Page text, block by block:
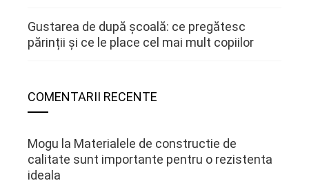
Gustarea de după școală: ce pregătesc
părinții și ce le place cel mai mult copiilor
COMENTARII RECENTE
Mogu la Materialele de constructie de
calitate sunt importante pentru o rezistenta
ideala